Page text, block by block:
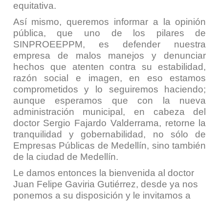
equitativa.
Así mismo, queremos informar a la opinión
pública, que uno de los pilares de
SINPROEEPPM, es defender nuestra
empresa de malos manejos y denunciar
hechos que atenten contra su estabilidad,
razón social e imagen, en eso estamos
comprometidos y lo seguiremos haciendo;
aunque esperamos que con la nueva
administración municipal, en cabeza del
doctor Sergio Fajardo Valderrama, retorne la
tranquilidad y gobernabilidad, no sólo de
Empresas Públicas de Medellín, sino también
de la ciudad de Medellín.
Le damos entonces la bienvenida al doctor
Juan Felipe Gaviria Gutiérrez, desde ya nos
ponemos a su disposición y le invitamos a